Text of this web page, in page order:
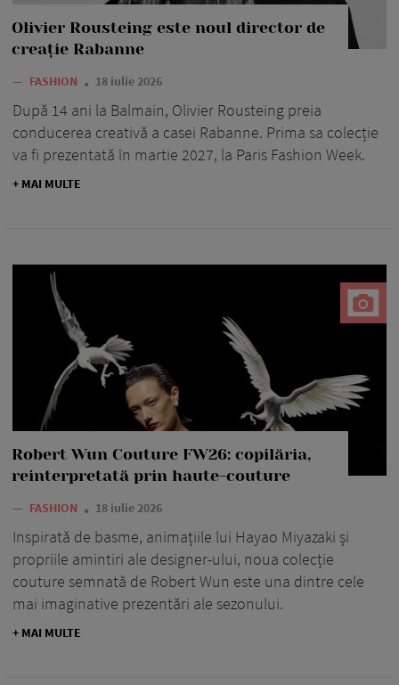
Olivier Rousteing este noul director de
creație Rabanne
— FASHION 18 iulie 2026
După 14 ani la Balmain, Olivier Rousteing preia
conducerea creativă a casei Rabanne. Prima sa colecție
va fi prezentată în martie 2027, la Paris Fashion Week.
+ MAI MULTE
Robert Wun Couture FW26: copilăria,
reinterpretată prin haute-couture
— FASHION 18 iulie 2026
Inspirată de basme, animațiile lui Hayao Miyazaki și
propriile amintiri ale designer-ului, noua colecție
couture semnată de Robert Wun este una dintre cele
mai imaginative prezentări ale sezonului.
+ MAI MULTE